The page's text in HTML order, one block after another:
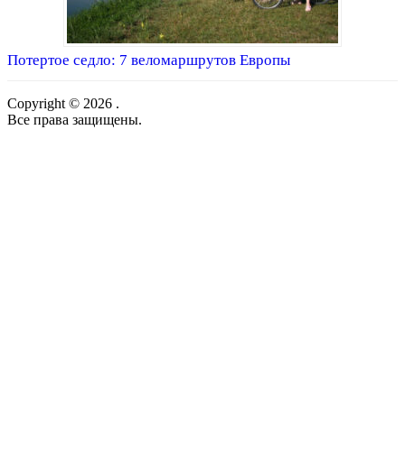
Потертое седло: 7 веломаршрутов Европы
Copyright © 2026 .
Все права защищены.